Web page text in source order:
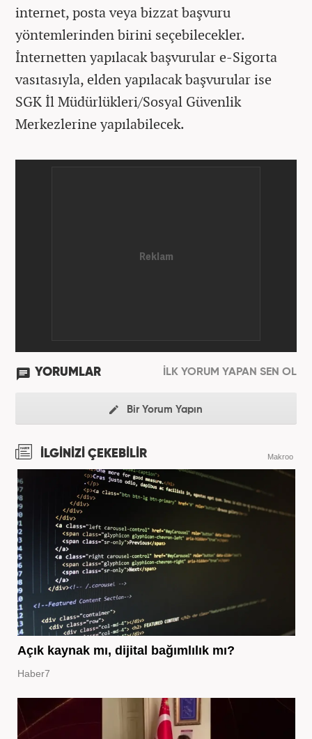
internet, posta veya bizzat başvuru
yöntemlerinden birini seçebilecekler.
İnternetten yapılacak başvurular e-Sigorta
vasıtasıyla, elden yapılacak başvurular ise
SGK İl Müdürlükleri/Sosyal Güvenlik
Merkezlerine yapılabilecek.
YORUMLAR İLK YORUM YAPAN SEN OL
Bir Yorum Yapın
İLGİNİZİ ÇEKEBİLİR Makroo
Açık kaynak mı, dijital bağımlılık mı?
Haber7